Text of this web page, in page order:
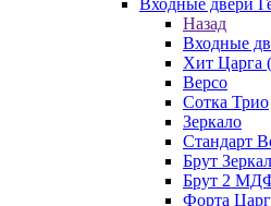
Входные двери
Назад
Входные
Хит Царга
Версо
Сотка Трио
Зеркало
Стандарт
Брут
Брут 2
Форта